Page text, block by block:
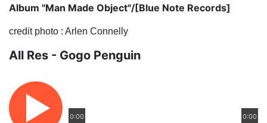
Album "Man Made Object"/[Blue Note Records]
credit photo : Arlen Connelly
All Res - Gogo Penguin
0:00 0:00